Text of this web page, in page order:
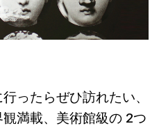
ったらぜひ訪れたい、
満載、美術館級の 2つ